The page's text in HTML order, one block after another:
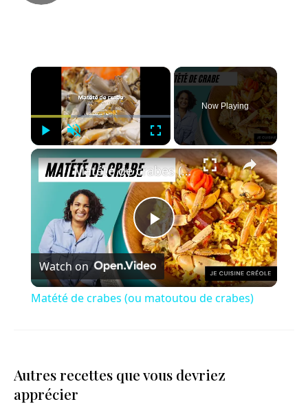
×
Play Unmute Fullscreen
Now Playing
×
P
l
Matété de crabes (ou matoutou de crabes)
Watch on
Matété de crabes (ou matoutou de crabes)
Autres recettes que vous devriez
apprécier